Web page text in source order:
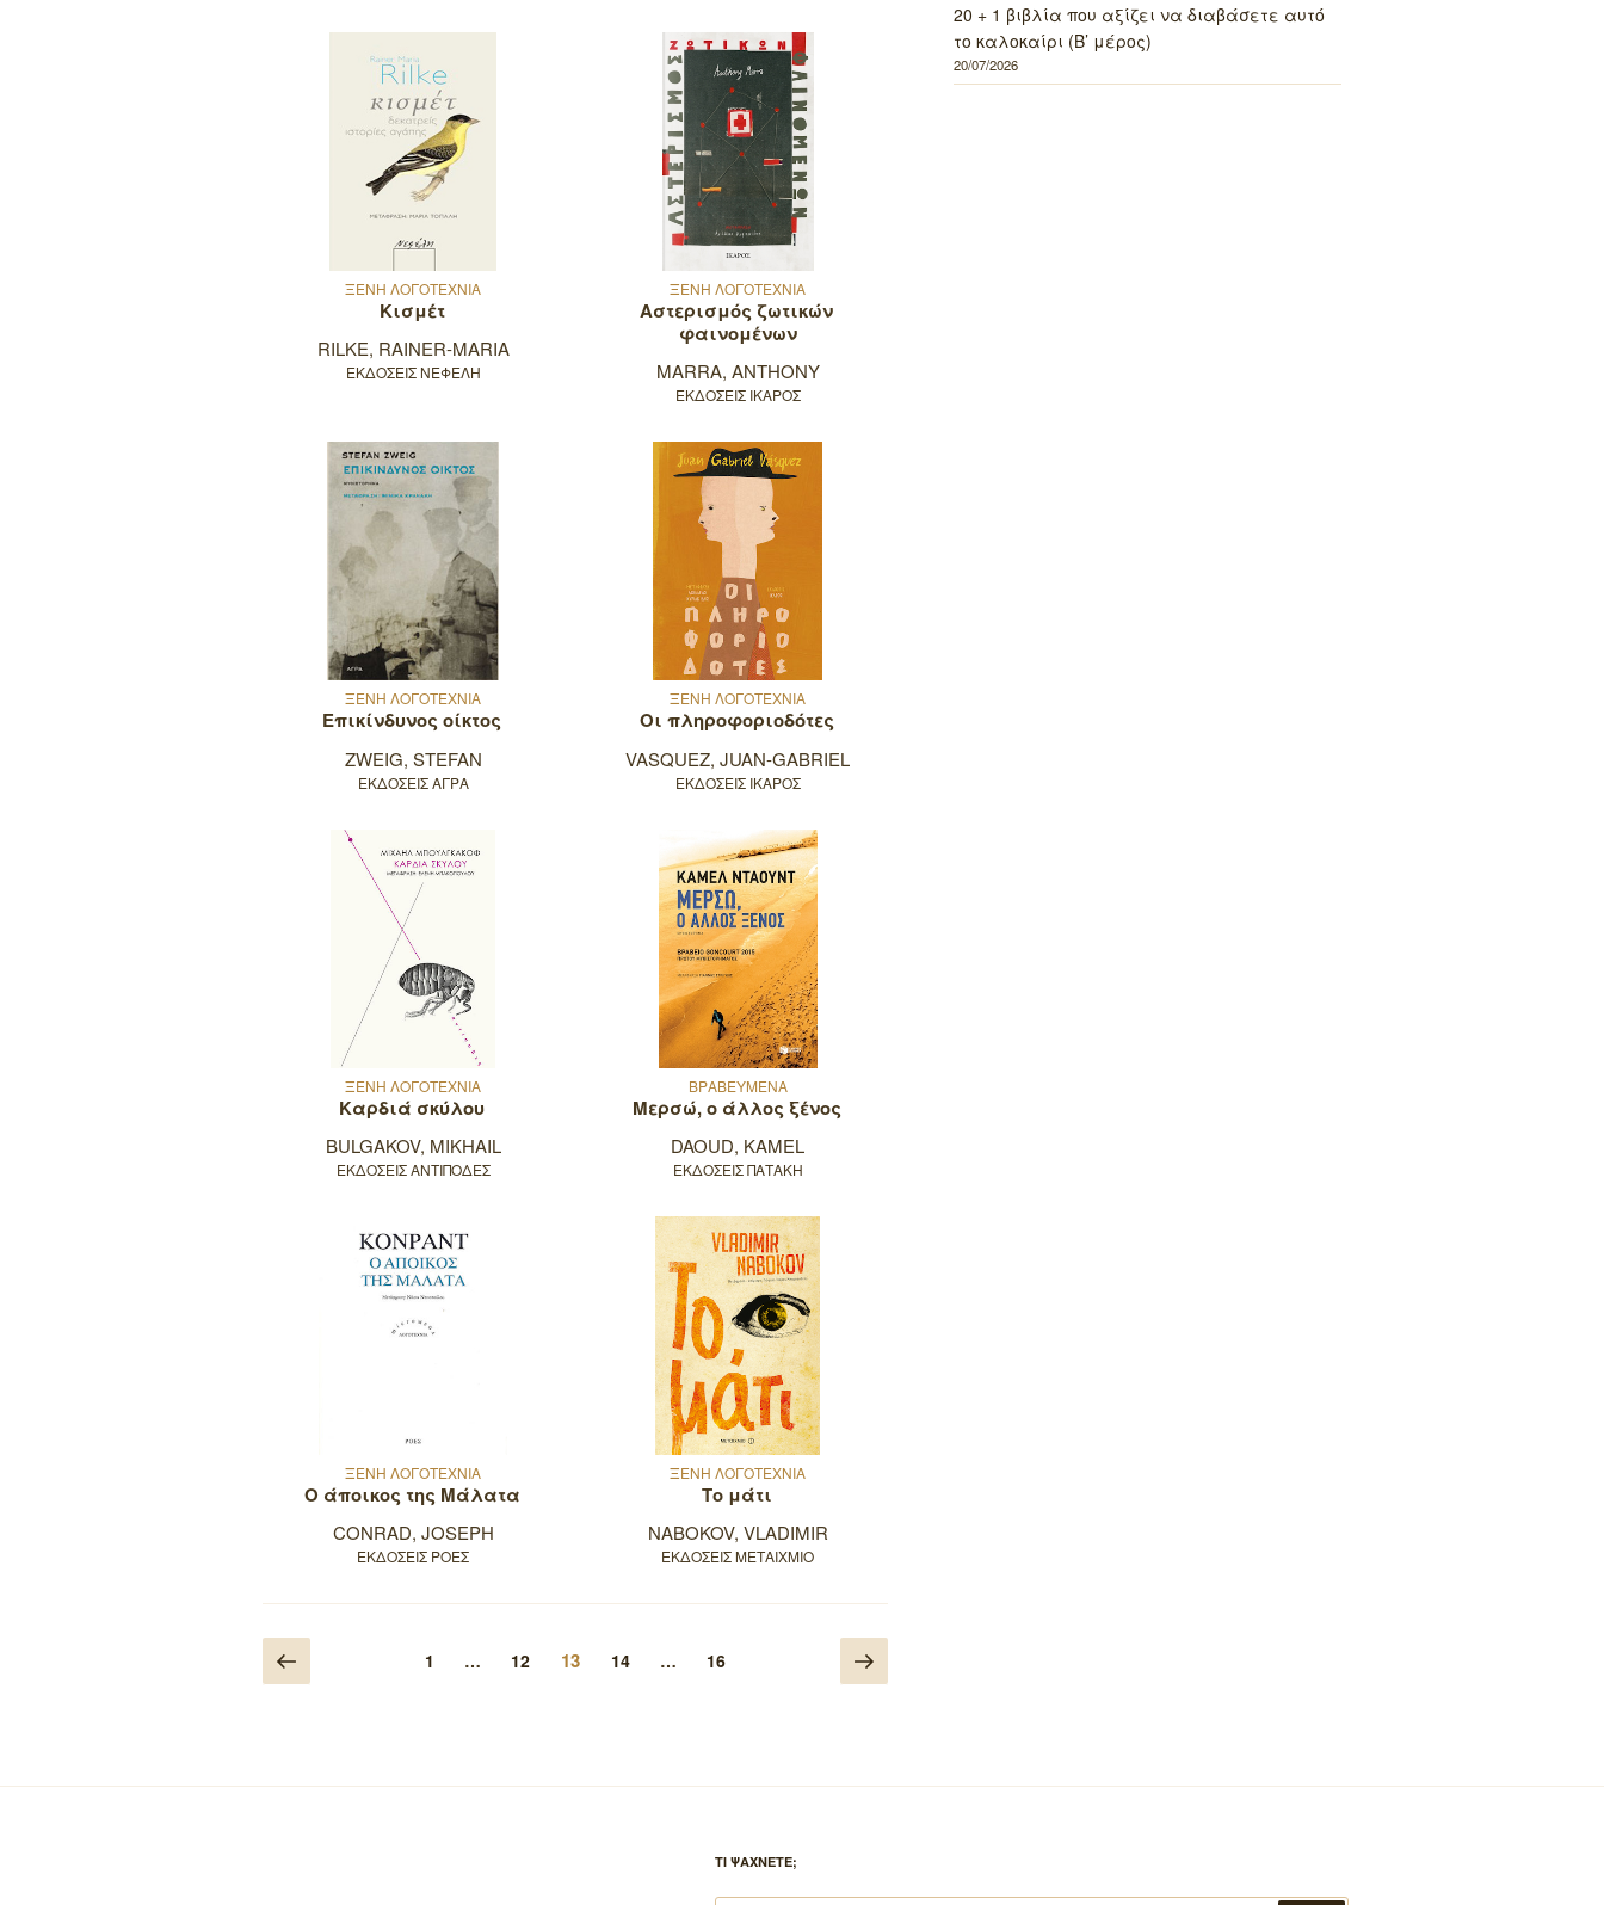
ΞΕΝΗ ΛΟΓΟΤΕΧΝΙΑ
Κισμέτ
RILKE, RAINER-MARIA
ΕΚΔΟΣΕΙΣ ΝΕΦΕΛΗ
ΞΕΝΗ ΛΟΓΟΤΕΧΝΙΑ
Αστερισμός ζωτικών
φαινομένων
MARRA, ANTHONY
ΕΚΔΟΣΕΙΣ ΙΚΑΡΟΣ
ΞΕΝΗ ΛΟΓΟΤΕΧΝΙΑ
Επικίνδυνος οίκτος
ZWEIG, STEFAN
ΕΚΔΟΣΕΙΣ ΑΓΡΑ
ΞΕΝΗ ΛΟΓΟΤΕΧΝΙΑ
Οι πληροφοριοδότες
VASQUEZ, JUAN-GABRIEL
ΕΚΔΟΣΕΙΣ ΙΚΑΡΟΣ
ΞΕΝΗ ΛΟΓΟΤΕΧΝΙΑ
Καρδιά σκύλου
BULGAKOV, MIKHAIL
ΕΚΔΟΣΕΙΣ ΑΝΤΙΠΟΔΕΣ
ΒΡΑΒΕΥΜΕΝΑ
Μερσώ, ο άλλος ξένος
DAOUD, KAMEL
ΕΚΔΟΣΕΙΣ ΠΑΤΑΚΗ
ΞΕΝΗ ΛΟΓΟΤΕΧΝΙΑ
Ο άποικος της Μάλατα
CONRAD, JOSEPH
ΕΚΔΟΣΕΙΣ ΡΟΕΣ
ΞΕΝΗ ΛΟΓΟΤΕΧΝΙΑ
Το μάτι
NABOKOV, VLADIMIR
ΕΚΔΟΣΕΙΣ ΜΕΤΑΙΧΜΙΟ
Πλοήγηση
άρθρων
Προηγούμενη
σελίδα
Σελίδα
1 … Σελίδα
12 Σελίδα
13 Σελίδα
14 … Σελίδα
16 Επόμενη
σελίδα
20 + 1 βιβλία που αξίζει να διαβάσετε αυτό
το καλοκαίρι (Β’ μέρος)
20/07/2026
ΤΙ ΨΑΧΝΕΤΕ;